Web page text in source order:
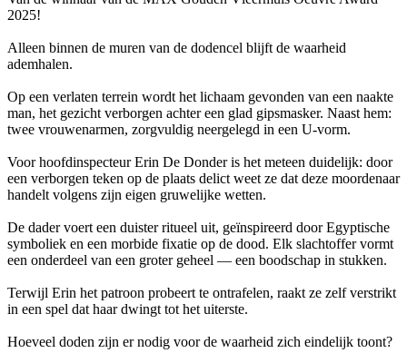
2025!
Alleen binnen de muren van de dodencel blijft de waarheid
ademhalen.
Op een verlaten terrein wordt het lichaam gevonden van een naakte
man, het gezicht verborgen achter een glad gipsmasker. Naast hem:
twee vrouwenarmen, zorgvuldig neergelegd in een U-vorm.
Voor hoofdinspecteur Erin De Donder is het meteen duidelijk: door
een verborgen teken op de plaats delict weet ze dat deze moordenaar
handelt volgens zijn eigen gruwelijke wetten.
De dader voert een duister ritueel uit, geïnspireerd door Egyptische
symboliek en een morbide fixatie op de dood. Elk slachtoffer vormt
een onderdeel van een groter geheel — een boodschap in stukken.
Terwijl Erin het patroon probeert te ontrafelen, raakt ze zelf verstrikt
in een spel dat haar dwingt tot het uiterste.
Hoeveel doden zijn er nodig voor de waarheid zich eindelijk toont?